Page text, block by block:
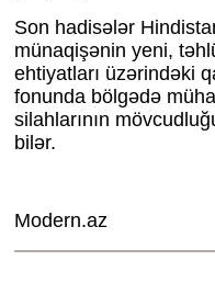
Son hadisələr
münaqişənin yeni,
ehtiyatları üzərindəki
fonunda bölgədə
silahlarının
bilər.
Modern.az